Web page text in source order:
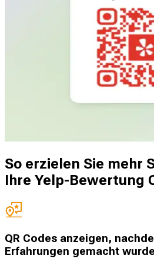
So erzielen Sie mehr
Ihre Yelp-Bewertung
QR Codes anzeigen,
Erfahrungen gemacht